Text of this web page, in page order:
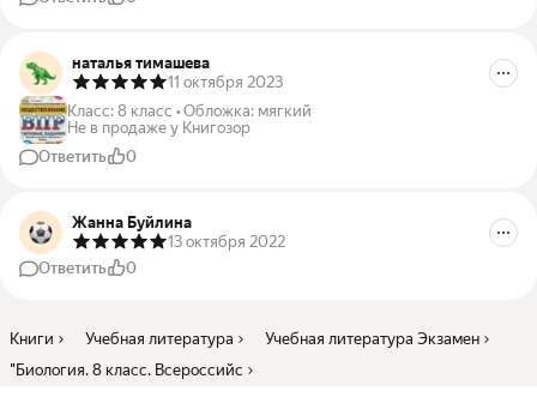
наталья тимашева
11 октября 2023
Класс: 8 класс • Обложка: мягкий
Не в продаже у Книгозор
Ответить
0
Жанна Буйлина
13 октября 2022
Ответить
0
Книги Учебная литература
Учебная литература Экзамен
"Биология. 8 класс. Всероссийс